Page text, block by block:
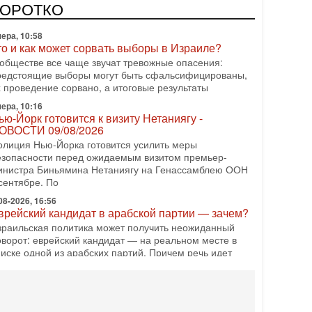
главред сайта и тг канала Ориентал Экспресс,
программу Александр Гур-Арье 📌Подписывайтесь
10:58
и как может сорвать выборы в Израиле?
все чаще звучат тревожные опасения:
выборы могут быть сфальсифицированы,
проведение сорвано, а итоговые результаты
10:16
Йорк готовится к визиту Нетаниягу -
09/08/2026
Нью-Йорка готовится усилить меры
перед ожидаемым визитом премьер-
Биньямина Нетаниягу на Генассамблею ООН
По
2026, 16:56
кандидат в арабской партии — зачем?
политика может получить неожиданный
еврейский кандидат — на реальном месте в
одной из арабских партий. Причем речь идет